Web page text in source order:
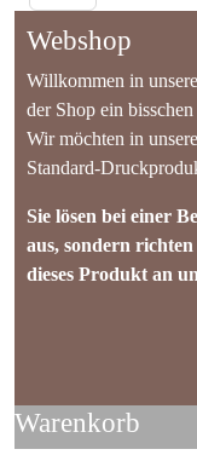
Webshop
Willkommen in
der Shop ein
Wir möchten in
Standard-
Sie lösen bei einer
aus, sondern
dieses Produkt an
Warenkorb